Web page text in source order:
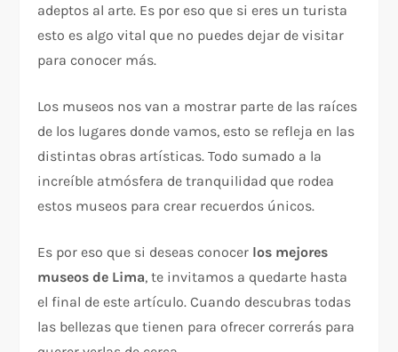
adeptos al arte. Es por eso que si eres un turista
esto es algo vital que no puedes dejar de visitar
para conocer más.
Los museos nos van a mostrar parte de las raíces
de los lugares donde vamos, esto se refleja en las
distintas obras artísticas. Todo sumado a la
increíble atmósfera de tranquilidad que rodea
estos museos para crear recuerdos únicos.
Es por eso que si deseas conocer los mejores
museos de Lima, te invitamos a quedarte hasta
el final de este artículo. Cuando descubras todas
las bellezas que tienen para ofrecer correrás para